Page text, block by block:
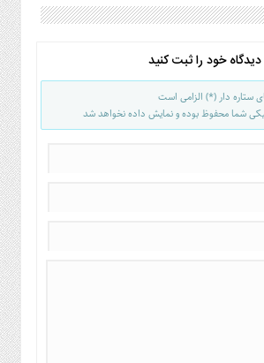
خود را ثبت کنید
ستاره دار (*) الزامی است
شما محفوظ بوده و نمایش داده نخواهد شد